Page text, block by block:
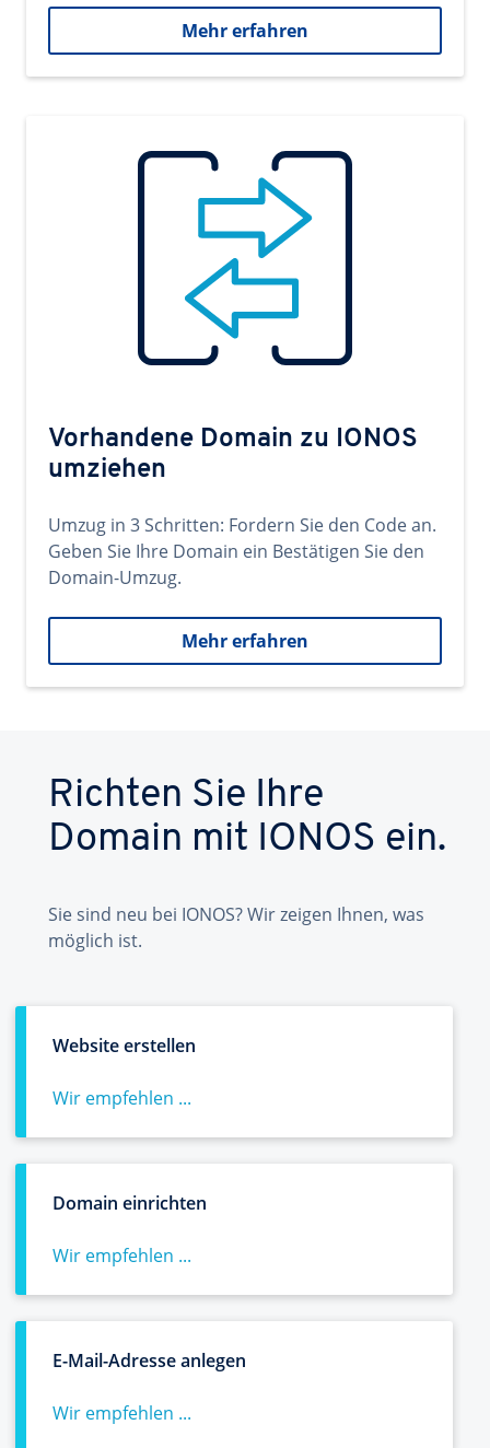
Mehr erfahren
Vorhandene Domain zu IONOS
umziehen
Umzug in 3 Schritten: Fordern Sie den Code an.
Geben Sie Ihre Domain ein Bestätigen Sie den
Domain-Umzug.
Mehr erfahren
Richten Sie Ihre
Domain mit IONOS ein.
Sie sind neu bei IONOS? Wir zeigen Ihnen, was
möglich ist.
Website erstellen
Wir empfehlen ...
Domain einrichten
Wir empfehlen ...
E-Mail-Adresse anlegen
Wir empfehlen ...